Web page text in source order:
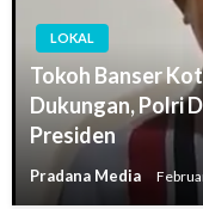
LOKAL
Tokoh Banser
Dukungan, Polri
Presiden
Pradana Media